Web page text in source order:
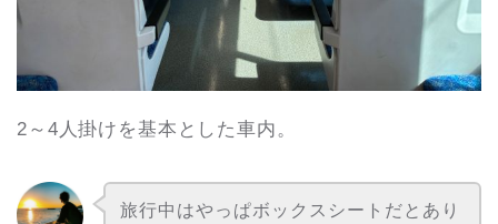
2～4人掛けを基本とした車内。
旅行中はやっぱボックスシートだとあり